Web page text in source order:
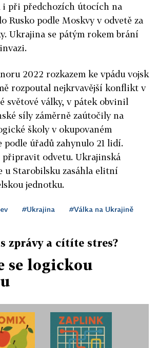
i při předchozích útocích na
Rusko podle Moskvy v odvetě za
Ukrajina se pátým rokem brání
2022 rozkazem ke vpádu vojsk
rozpoutal nejkrvavější konflikt v
světové války, v pátek obvinil
síly záměrně zaútočily na
školy v okupovaném
podle úřadů zahynulo 21 lidí.
odvetu. Ukrajinská
u Starobilsku zasáhla elitní
jednotku.
#Ukrajina #Válka na Ukrajině
zprávy a cítíte stres?
se logickou